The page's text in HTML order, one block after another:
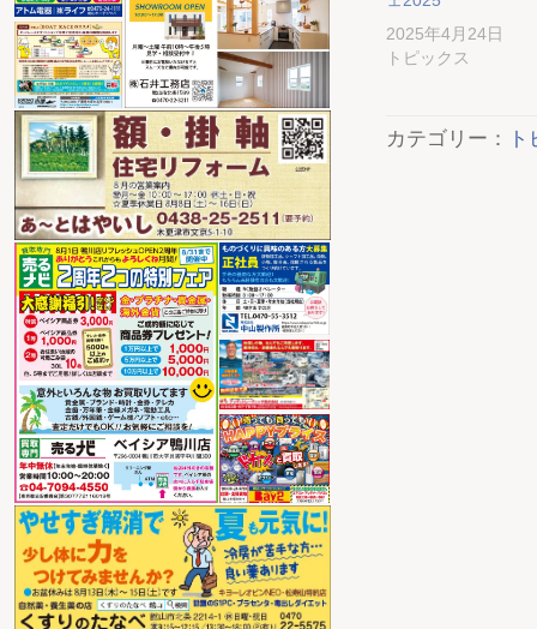
2025年4月24日
トピックス
カテゴリー：